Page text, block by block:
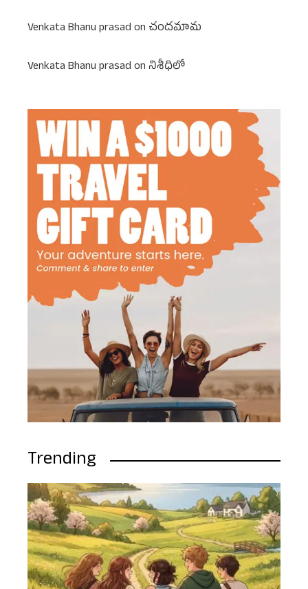
Venkata Bhanu prasad on చందమామ
Venkata Bhanu prasad on నిశీధిలో
Trending